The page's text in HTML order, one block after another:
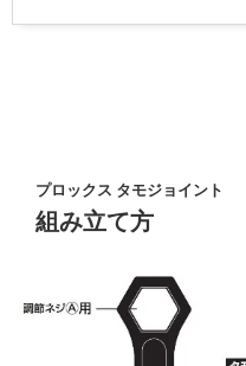
プロックス タモジョイント
組み立て方